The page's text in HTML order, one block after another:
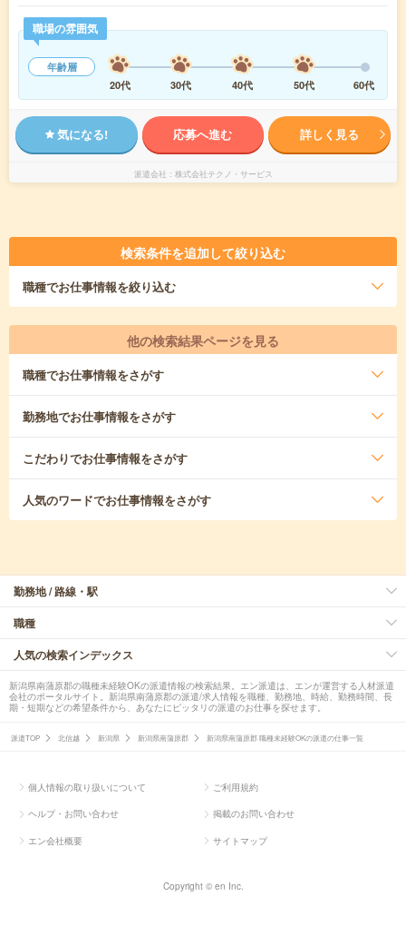
職場の雰囲気
年齢層
20代
30代 40代 50代 60代
気になる! 応募へ進む 詳しく見る
派遣会社 株式会社テクノ・サービス
検索条件を追加して絞り込む
職種でお仕事情報を絞り込む
他の検索結果ページを見る
職種でお仕事情報をさがす
勤務地でお仕事情報をさがす
こだわりでお仕事情報をさがす
人気のワードでお仕事情報をさがす
勤務地 / 路線・駅
職種
人気の検索インデックス
新潟県南蒲原郡の職種未経験OKの派遣情報の検索結果。エン派遣は、エンが運営する人材派遣
会社のポータルサイト。新潟県南蒲原郡の派遣/求人情報を職種、勤務地、時給、勤務時間、長
期・短期などの希望条件から、あなたにピッタリの派遣のお仕事を探せます。
派遣TOP 北信越 新潟県 新潟県南蒲原郡 新潟県南蒲原郡 職種未経験OKの派遣の仕事一覧
個人情報の取り扱いについて ご利用規約
ヘルプ・お問い合わせ 掲載のお問い合わせ
エン会社概要 サイトマップ
Copyright © en Inc.